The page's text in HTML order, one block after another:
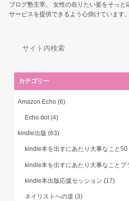
ブログ塾主宰。 女性の在りたい姿をそっ
サービスを提供できるよう心掛けています。
カテゴリー
Amazon Echo(6)
Echo dot(4)
kindle出版(63)
kindle本を出すにあたり大事なこと50
kindle本を出すにあたり大事なこと
kindle本出版応援セッション(17)
ネイリストへの道(3)